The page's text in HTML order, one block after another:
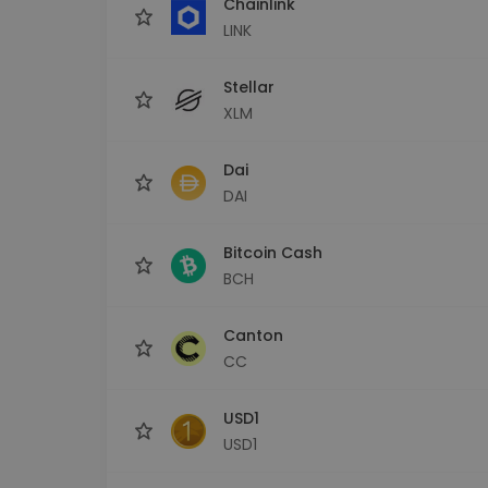
LINK
Stellar
XLM
Dai
DAI
Bitcoin Cash
BCH
Canton
CC
USD1
USD1